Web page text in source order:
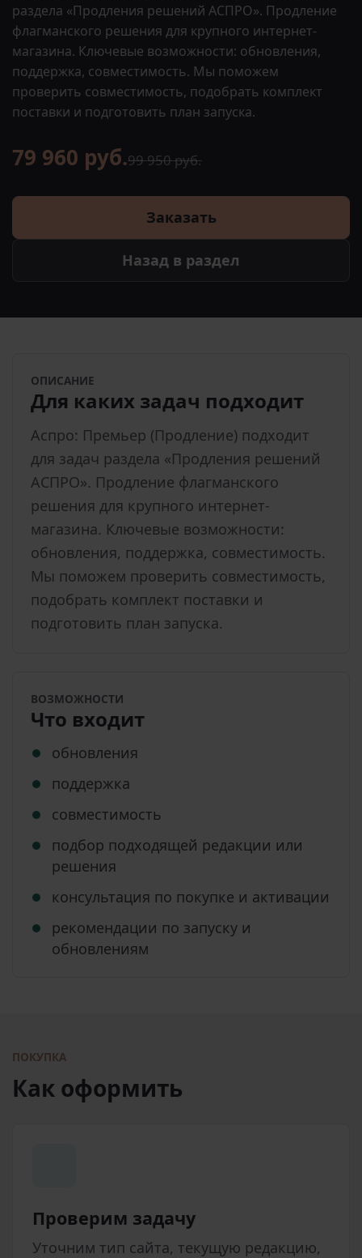
раздела «Продления решений АСПРО». Продление
флагманского решения для крупного интернет-
магазина. Ключевые возможности: обновления,
поддержка, совместимость. Мы поможем
проверить совместимость, подобрать комплект
поставки и подготовить план запуска.
79 960 руб.99 950 руб.
Заказать
Назад в раздел
ОПИСАНИЕ
Для каких задач подходит
Аспро: Премьер (Продление) подходит
для задач раздела «Продления решений
АСПРО». Продление флагманского
решения для крупного интернет-
магазина. Ключевые возможности:
обновления, поддержка, совместимость.
Мы поможем проверить совместимость,
подобрать комплект поставки и
подготовить план запуска.
ВОЗМОЖНОСТИ
Что входит
обновления
поддержка
совместимость
подбор подходящей редакции или
решения
консультация по покупке и активации
рекомендации по запуску и
обновлениям
ПОКУПКА
Как оформить
Проверим задачу
Уточним тип сайта, текущую редакцию,